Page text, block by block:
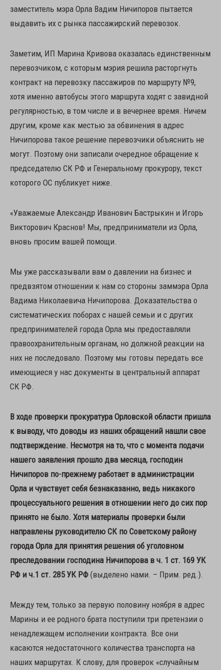
заместитель мэра Орла Вадим Ничипоров пытается
выдавить их с рынка пассажирский перевозок.
Заметим, ИП Марина Кривова оказалась единственным
перевозчиком, с которым мэрия решила расторгнуть
контракт на перевозку пассажиров по маршруту №9,
хотя именно автобусы этого маршрута ходят с завидной
регулярностью, в том числе и в вечернее время. Ничем
другим, кроме как местью за обвинения в адрес
Ничипорова такое решение перевозчики объяснить не
могут. Поэтому они записали очередное обращение к
председателю СК РФ и Генеральному прокурору, текст
которого ОС публикует ниже.
«Уважаемые Александр Иванович Бастрыкин и Игорь
Викторович Краснов! Мы, предприниматели из Орла,
вновь просим вашей помощи.
Мы уже рассказывали вам о давлении на бизнес и
предвзятом отношении к нам со стороны заммэра Орла
Вадима Николаевича Ничипорова. Доказательства о
систематических поборах с нашей семьи и с других
предпринимателей города Орла мы предоставляли
правоохранительным органам, но должной реакции на
них не последовало. Поэтому мы готовы передать все
имеющиеся у нас документы в центральный аппарат
СК РФ.
В ходе проверки прокуратура Орловской области пришла
к выводу, что доводы из наших обращений нашли свое
подтверждение. Несмотря на то, что с момента подачи
нашего заявления прошло два месяца, господин
Ничипоров по-прежнему работает в администрации
Орла и чувствует себя безнаказанно, ведь никакого
процессуального решения в отношении него до сих пор
принято не было. Хотя материалы проверки были
направлены руководителю СК по Советскому району
города Орла для принятия решения об уголовном
преследовании господина Ничипорова в ч. 1 ст. 169 УК
РФ и ч.1 ст. 285 УК РФ (выделено нами. – Прим. ред.).
Между тем, только за первую половину ноября в адрес
Марины и ее родного брата поступили три претензии о
ненадлежащем исполнении контракта. Все они
касаются недостаточного количества транспорта на
наших маршрутах. К слову, для проверок «случайным